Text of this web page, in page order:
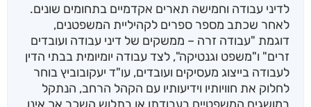
לדיני עבודה וחמישה תארים אקדמיים בתחומים שונים.
לאחר שכתב מספר ספרים לקהיליית המשפטנים,
דוגמת "עבודה זרה – ממשקים של דיני עבודה ועובדים
זרים" ו"משפט וגנטיקה", לצד עבודה יומיומית בבתי הדין
לעבודה בייצוג מעסיקים ועובדים, עו"ד יעקובוביץ בוחר
לחלוק את חוויותיו וידיעותיו עם הקהל הרחב, הנתקל